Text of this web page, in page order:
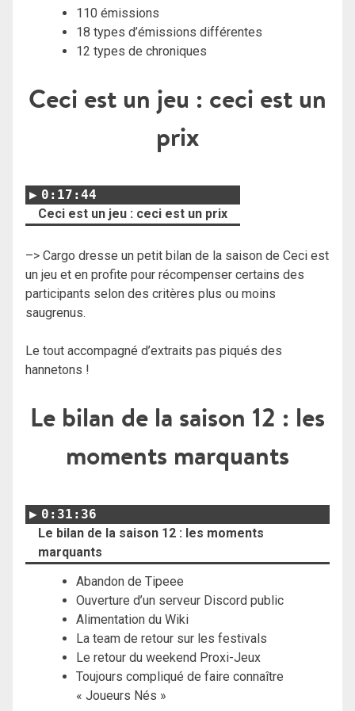
110 émissions
18 types d’émissions différentes
12 types de chroniques
Ceci est un jeu : ceci est un
prix
0:17:44
Ceci est un jeu : ceci est un prix
–> Cargo dresse un petit bilan de la saison de Ceci est
un jeu et en profite pour récompenser certains des
participants selon des critères plus ou moins
saugrenus.
Le tout accompagné d’extraits pas piqués des
hannetons !
Le bilan de la saison 12 : les
moments marquants
0:31:36
Le bilan de la saison 12 : les moments
marquants
Abandon de Tipeee
Ouverture d’un serveur Discord public
Alimentation du Wiki
La team de retour sur les festivals
Le retour du weekend Proxi-Jeux
Toujours compliqué de faire connaître
« Joueurs Nés »